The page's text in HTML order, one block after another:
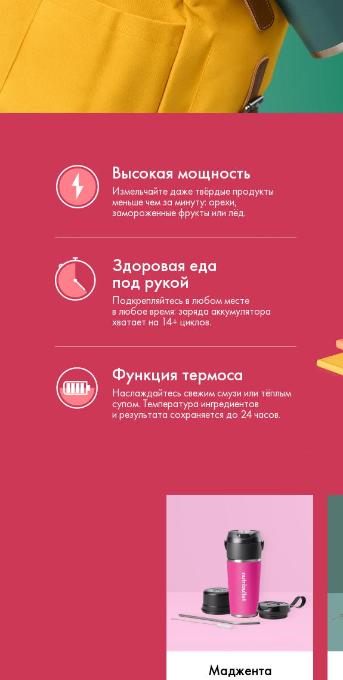
Высокая мощность
Измельчайте даже твёрдые продукты
меньше чем за минуту: орехи,
замороженные фрукты или лёд.
Здоровая еда
под рукой
Подкрепляйтесь в любом месте
в любое время: заряда аккумулятора
хватает на 14+ циклов.
Функция термоса
Наслаждайтесь свежим смузи или тёплым
супом. Температура ингредиентов
и результата сохраняется до 24 часов.
Маджента